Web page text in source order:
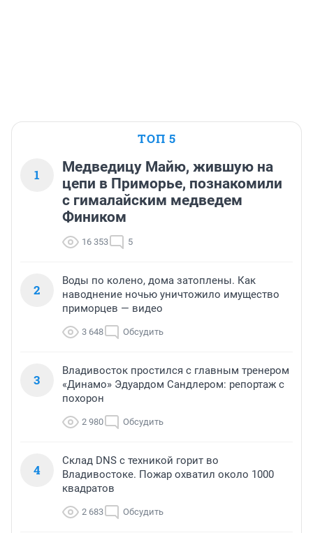
ТОП 5
1
Медведицу Майю, жившую на
цепи в Приморье, познакомили
с гималайским медведем
Фиником
16 353 5
2
Воды по колено, дома затоплены. Как
наводнение ночью уничтожило имущество
приморцев — видео
3 648 Обсудить
3
Владивосток простился с главным тренером
«Динамо» Эдуардом Сандлером: репортаж с
похорон
2 980 Обсудить
4
Склад DNS с техникой горит во
Владивостоке. Пожар охватил около 1000
квадратов
2 683 Обсудить